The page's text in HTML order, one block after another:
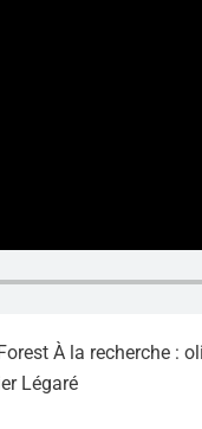
À la recherche :
Légaré